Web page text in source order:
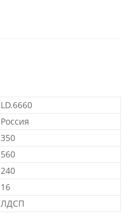
LD.6660
Россия
350
560
240
16
ЛДСП